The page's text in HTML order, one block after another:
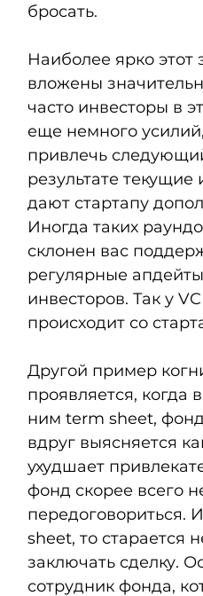
бросать.
Наиболее ярко этот
вложены
часто инвесторы в
еще немного
привлечь
результате
дают стартапу
Иногда таких
склонен вас
регулярные
инвесторов. Так у
происходит со
Другой пример
проявляется, когда
ним term sheet,
вдруг выясняется
ухудшает
фонд скорее всего
передоговориться.
sheet, то старается
заключать сделку.
сотрудник фонда,